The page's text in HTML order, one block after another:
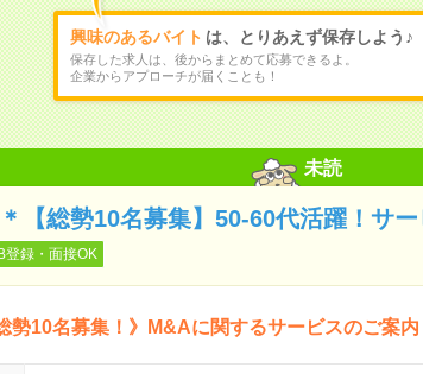
興味のあるバイト は、とりあえず保存しよう♪
保存した求人は、後からまとめて応募できるよ。
企業からアプローチが届くことも！
未読
【総勢10名募集】50-60代活躍！サ
登録・面接OK
勢10名募集！》M&Aに関するサービスのご案内